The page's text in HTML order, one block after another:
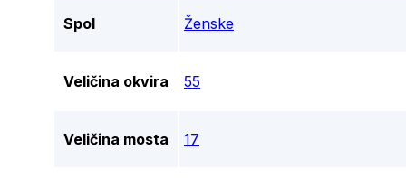
Spol Ženske
Veličina okvira 55
Veličina mosta 17